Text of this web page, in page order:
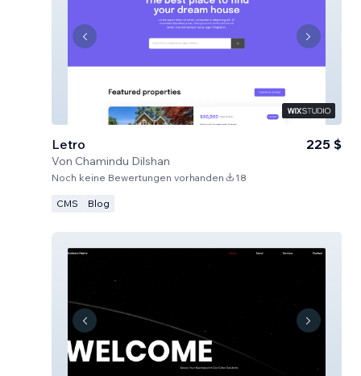
Letro
Von Chamindu Dilshan
225 $
Noch keine Bewertungen vorhanden 18
CMS Blog